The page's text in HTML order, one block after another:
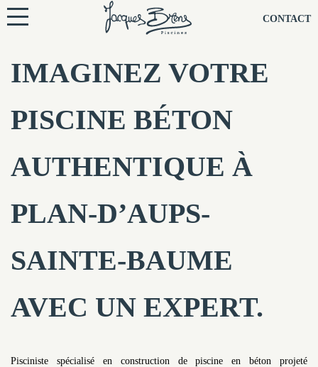
CONTACT
IMAGINEZ VOTRE
PISCINE BÉTON
AUTHENTIQUE À
PLAN-D’AUPS-
SAINTE-BAUME
AVEC UN EXPERT.
Pisciniste spécialisé en construction de piscine en béton projeté
NOS PISCINES
NOTRE TECHNIQUE
NOS CONSEILS
NOS AGENCES
CONTACTEZ-NOUS